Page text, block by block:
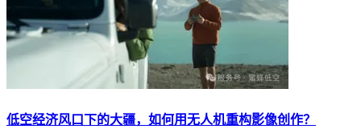
低空经济风口下的大疆，如何用无人机重构影像创作？